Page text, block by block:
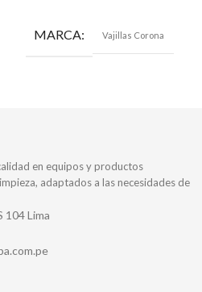
MARCA Vajillas Corona
en equipos y productos
adaptados a las necesidades de
104 Lima